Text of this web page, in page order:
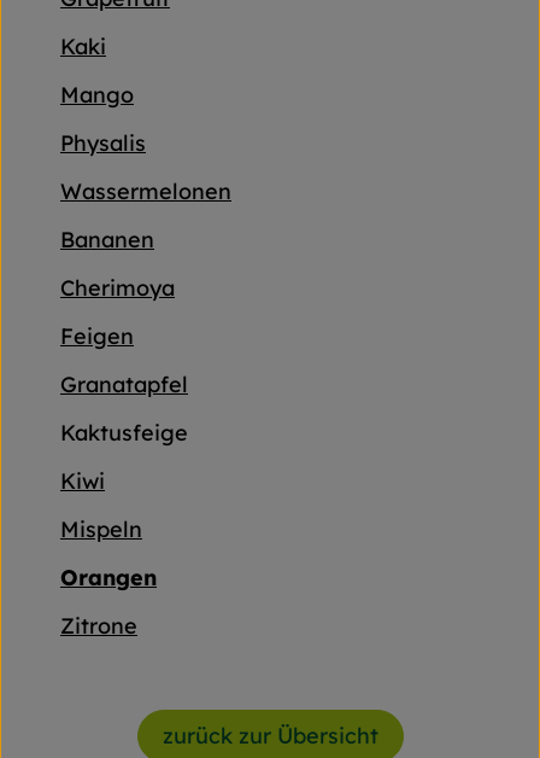
Frischetheke
Gartensaison
Drogerie
Unsere Kisten
Über uns
Blog
Jetzt bestellen
Kaki
Mango
Physalis
Wassermelonen
Bananen
Cherimoya
Feigen
Granatapfel
Kaktusfeige
Kiwi
Mispeln
Orangen
Zitrone
zurück zur Übersicht